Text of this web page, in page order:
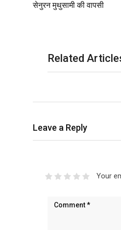
सेनुरन मुथुसामी की वापसी
Related
Leave a Reply
Your